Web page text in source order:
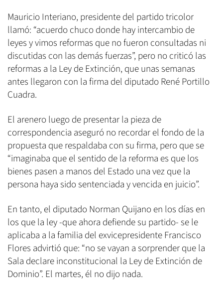
Mauricio Interiano, presidente del partido tricolor
llamó: “acuerdo chuco donde hay intercambio de
leyes y vimos reformas que no fueron consultadas ni
discutidas con las demás fuerzas”, pero no criticó las
reformas a la Ley de Extinción, que unas semanas
antes llegaron con la firma del diputado René Portillo
Cuadra.
El arenero luego de presentar la pieza de
correspondencia aseguró no recordar el fondo de la
propuesta que respaldaba con su firma, pero que se
“imaginaba que el sentido de la reforma es que los
bienes pasen a manos del Estado una vez que la
persona haya sido sentenciada y vencida en juicio”.
En tanto, el diputado Norman Quijano en los días en
los que la ley -que ahora defiende su partido- se le
aplicaba a la familia del exvicepresidente Francisco
Flores advirtió que: “no se vayan a sorprender que la
Sala declare inconstitucional la Ley de Extinción de
Dominio”. El martes, él no dijo nada.